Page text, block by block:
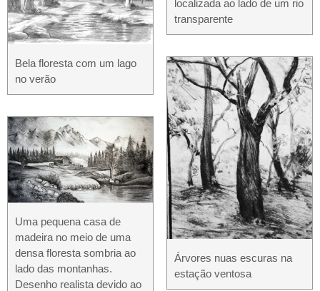
Bela floresta com um lago
no verão
Uma pequena casa de
madeira no meio de uma
densa floresta sombria ao
lado das montanhas.
Desenho realista devido ao
localizada ao lado de um rio
transparente
Árvores nuas escuras na
estação ventosa